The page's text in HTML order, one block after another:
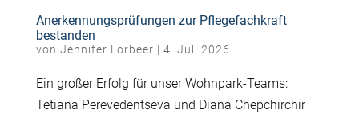
Anerkennungsprüfungen zur Pflegefachkraft
bestanden
von Jennifer Lorbeer | 4. Juli 2026
Ein großer Erfolg für unser Wohnpark-Teams:
Tetiana Perevedentseva und Diana Chepchirchir